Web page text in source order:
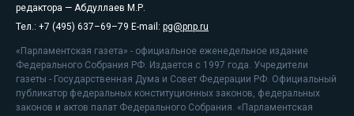
редактора — Абдуллаев М.Р.
Тел.: +7 (495) 637–69–79 E-mail: pg@pnp.ru
«Парламентская газета» - официальное еженедельное издание
Федерального Собрания РФ. Издается с 1997 года. Учредители
газеты - Государственная Дума и Совет Федерации РФ. Официальный
публикатор федеральных конституционных законов, федеральных
законов и актов палат Федерального Собрания. «Парламентская